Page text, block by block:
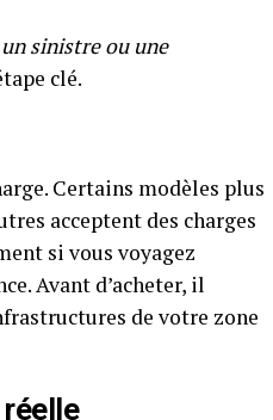
sinistre ou une
clé.
Certains modèles plus
acceptent des charges
si vous voyagez
Avant d’acheter, il
de votre zone